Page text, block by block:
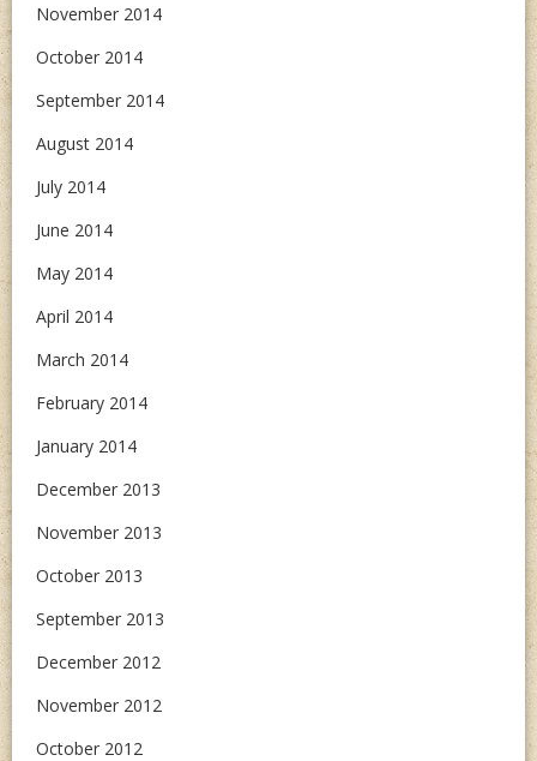
November 2014
October 2014
September 2014
August 2014
July 2014
June 2014
May 2014
April 2014
March 2014
February 2014
January 2014
December 2013
November 2013
October 2013
September 2013
December 2012
November 2012
October 2012